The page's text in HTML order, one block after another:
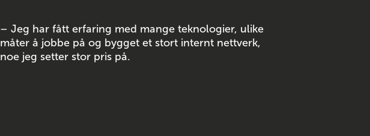
– Jeg har fått erfaring med mange teknologier, ulike
måter å jobbe på og bygget et stort internt nettverk,
noe jeg setter stor pris på.